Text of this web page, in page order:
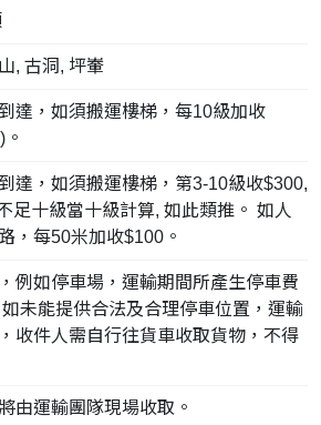
, 古洞, 坪輋
達，如須搬運樓梯，每10級加收
達，如須搬運樓梯，第3-10級收$300,
足十級當十級計算, 如此類推。 如人
，每50米加收$100。
例如停車場，運輸期間所產生停車費
未能提供合法及合理停車位置，運輸
收件人需自行往貨車收取貨物，不得
由運輸團隊現場收取。